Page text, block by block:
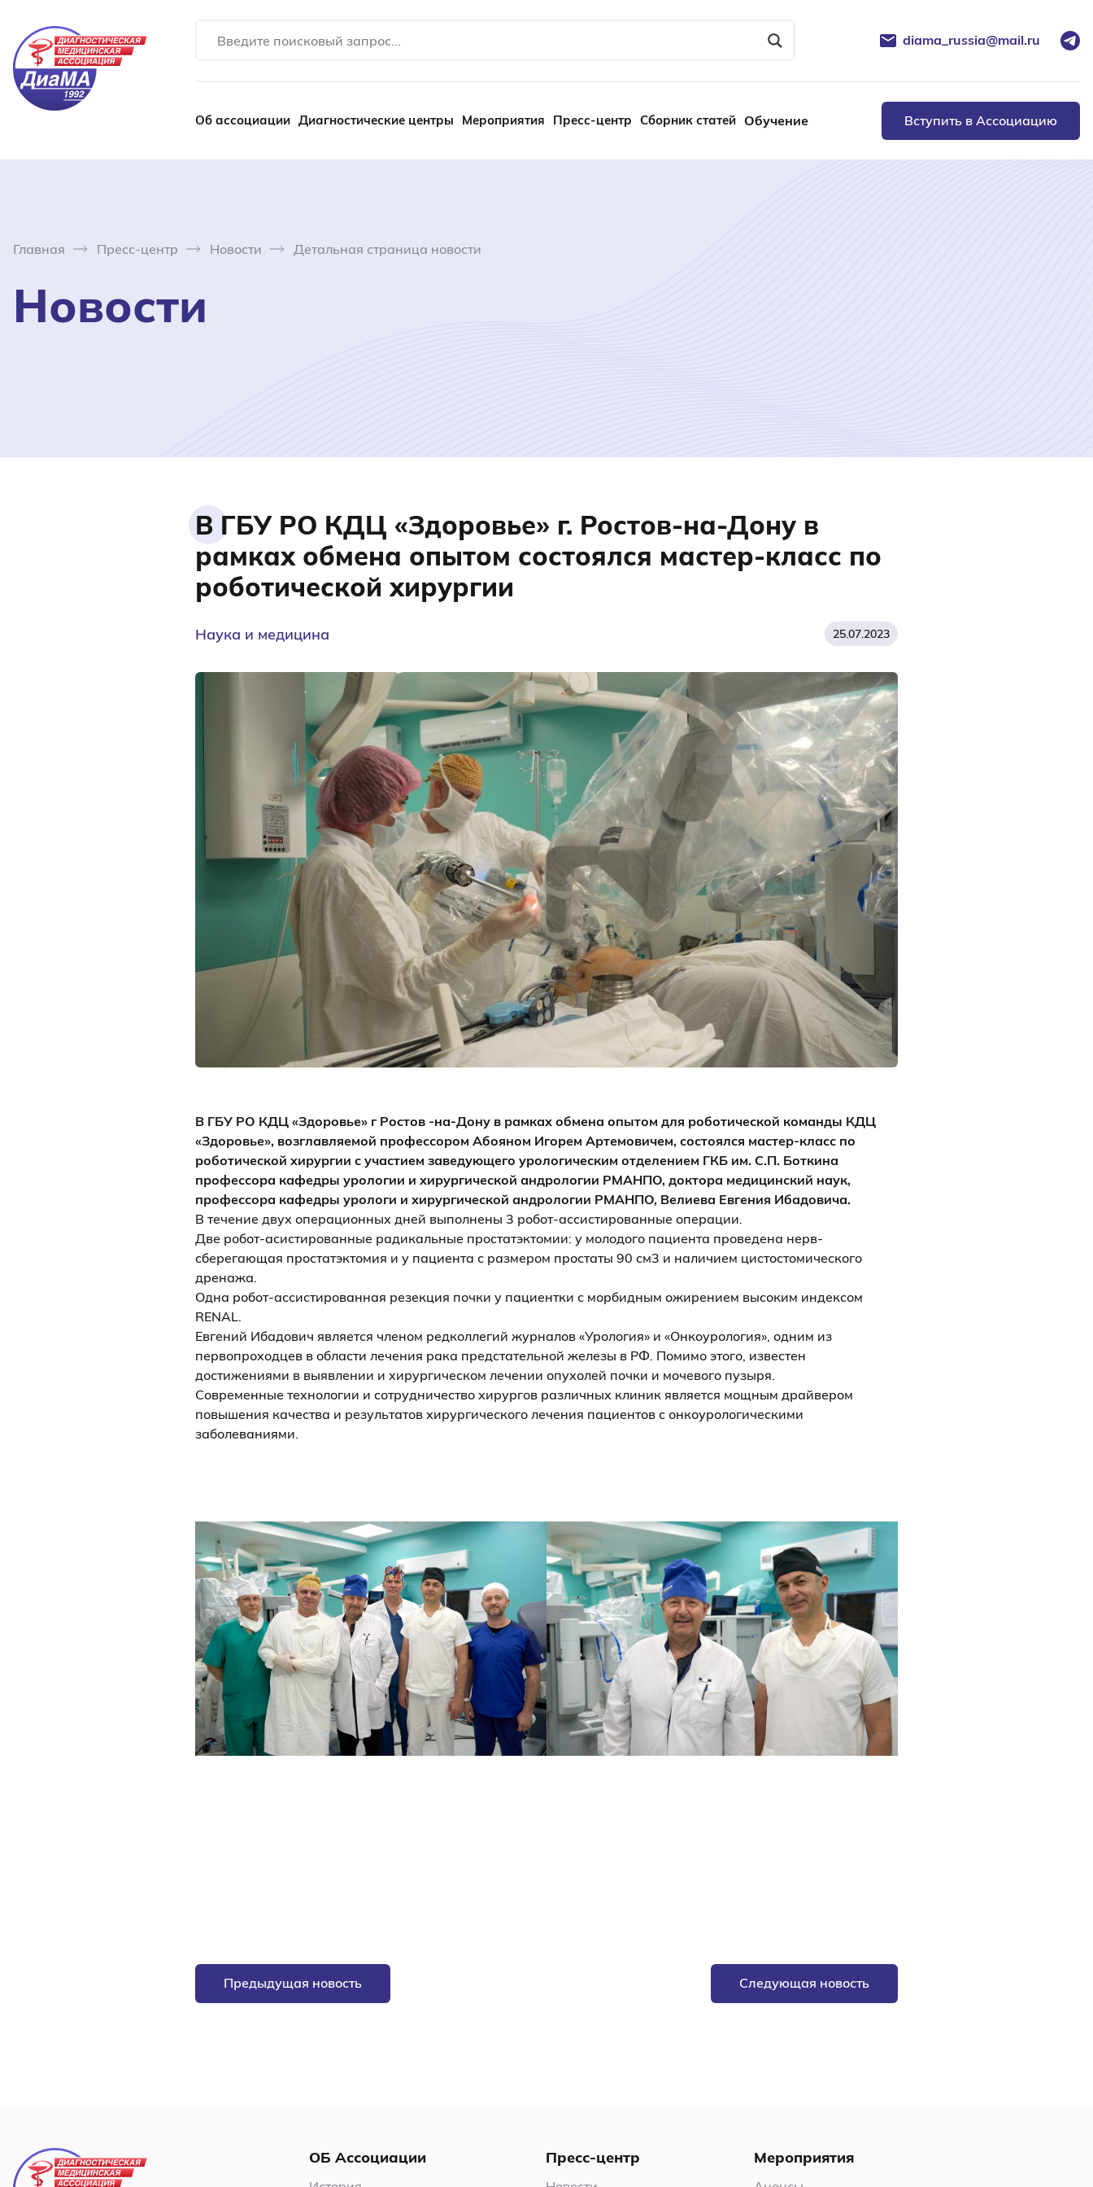
diama_russia@mail.ru
Об ассоциации Диагностические центры Мероприятия Пресс-центр Сборник статей Обучение Вступить в Ассоциацию
Главная Пресс-центр Новости Детальная страница новости
Новости
В ГБУ РО КДЦ «Здоровье» г. Ростов-на-Дону в
рамках обмена опытом состоялся мастер-класс по
роботической хирургии
Наука и медицина 25.07.2023
В ГБУ РО КДЦ «Здоровье» г Ростов -на-Дону в рамках обмена опытом для роботической команды КДЦ
«Здоровье», возглавляемой профессором Абояном Игорем Артемовичем, состоялся мастер-класс по
роботической хирургии с участием заведующего урологическим отделением ГКБ им. С.П. Боткина
профессора кафедры урологии и хирургической андрологии РМАНПО, доктора медицинский наук,
профессора кафедры урологи и хирургической андрологии РМАНПО, Велиева Евгения Ибадовича.
В течение двух операционных дней выполнены 3 робот-ассистированные операции.
Две робот-асистированные радикальные простатэктомии: у молодого пациента проведена нерв-
сберегающая простатэктомия и у пациента с размером простаты 90 см3 и наличием цистостомического
дренажа.
Одна робот-ассистированная резекция почки у пациентки с морбидным ожирением высоким индексом
RENAL.
Евгений Ибадович является членом редколлегий журналов «Урология» и «Онкоурология», одним из
первопроходцев в области лечения рака предстательной железы в РФ. Помимо этого, известен
достижениями в выявлении и хирургическом лечении опухолей почки и мочевого пузыря.
Современные технологии и сотрудничество хирургов различных клиник является мощным драйвером
повышения качества и результатов хирургического лечения пациентов с онкоурологическими
заболеваниями.
Предыдущая новость Следующая новость
ОБ Ассоциации Пресс-центр Мероприятия